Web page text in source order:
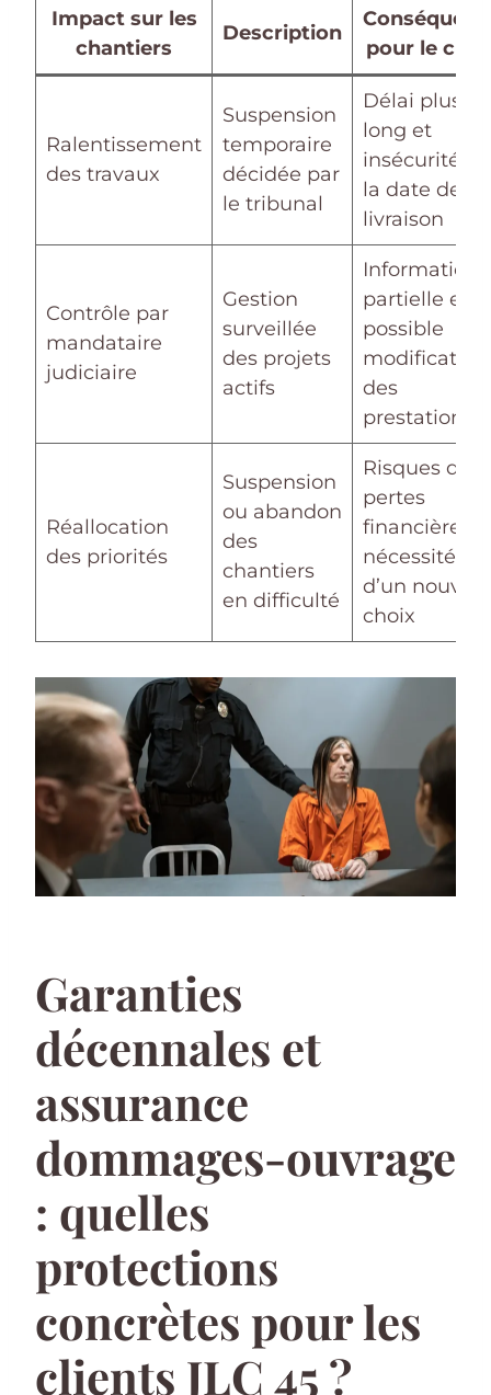
Impact sur les
chantiers
Description
pour le
Ralentissement
des travaux
Suspension
temporaire
décidée par
le tribunal
Délai plus
long et
insécurité
la date de
livraison
Contrôle par
mandataire
judiciaire
Gestion
surveillée
des projets
actifs
Information
partielle et
possible
modification
des
prestations
Réallocation
des priorités
Suspension
ou abandon
des
chantiers
en difficulté
Risques de
pertes
financières
nécessité
d’un
choix
Garanties
décennales et
assurance
dommages-ouvrage
: quelles
protections
concrètes pour les
clients JLC 45 ?